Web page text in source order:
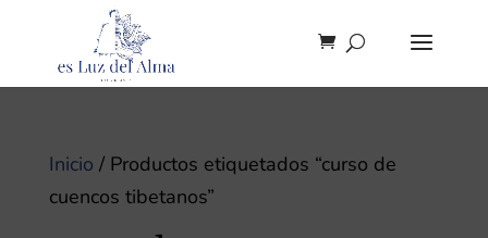
Inicio / Productos etiquetados “curso de
cuencos tibetanos”